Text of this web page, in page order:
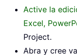
Active la
Excel,
Project.
Abra y cree